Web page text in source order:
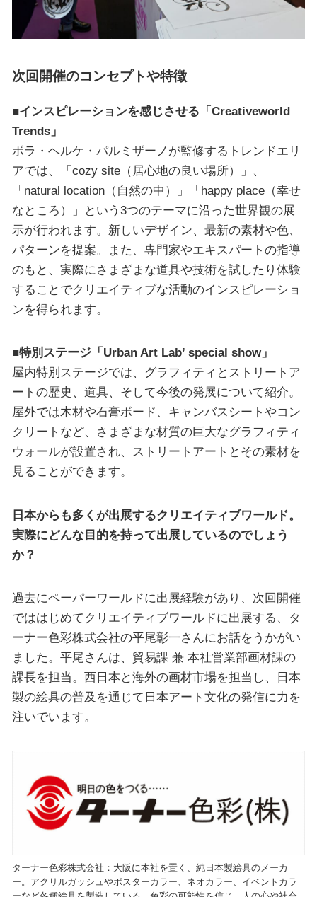
次回開催のコンセプトや特徴
■インスピレーションを感じさせる「Creativeworld
Trends」
ボラ・ヘルケ・パルミザーノが監修するトレンドエリ
アでは、「cozy site（居心地の良い場所）」、
「natural location（自然の中）」「happy place（幸せ
なところ）」という3つのテーマに沿った世界観の展
示が行われます。新しいデザイン、最新の素材や色、
パターンを提案。また、専門家やエキスパートの指導
のもと、実際にさまざまな道具や技術を試したり体験
することでクリエイティブな活動のインスピレーショ
ンを得られます。
■特別ステージ「Urban Art Lab’ special show」
屋内特別ステージでは、グラフィティとストリートア
ートの歴史、道具、そして今後の発展について紹介。
屋外では木材や石膏ボード、キャンバスシートやコン
クリートなど、さまざまな材質の巨大なグラフィティ
ウォールが設置され、ストリートアートとその素材を
見ることができます。
日本からも多くが出展するクリエイティブワールド。
実際にどんな目的を持って出展しているのでしょう
か？
過去にペーパーワールドに出展経験があり、次回開催
でははじめてクリエイティブワールドに出展する、タ
ーナー色彩株式会社の平尾彰一さんにお話をうかがい
ました。平尾さんは、貿易課 兼 本社営業部画材課の
課長を担当。西日本と海外の画材市場を担当し、日本
製の絵具の普及を通じて日本アート文化の発信に力を
注いでいます。
ターナー色彩株式会社：大阪に本社を置く、純日本製絵具のメーカ
ー。アクリルガッシュやポスターカラー、ネオカラー、イベントカラ